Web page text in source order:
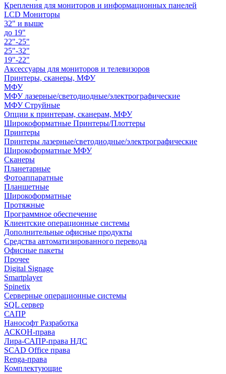
Крепления для мониторов и информационных панелей
LCD Мониторы
32" и выше
до 19"
22"-25"
25"-32"
19"-22"
Аксессуары для мониторов и телевизоров
Принтеры, сканеры, МФУ
МФУ
МФУ лазерные/светодиодные/электрографические
МФУ Струйные
Опции к принтерам, сканерам, МФУ
Широкоформатные Принтеры/Плоттеры
Принтеры
Принтеры лазерные/светодиодные/электрографические
Широкоформатные МФУ
Сканеры
Планетарные
Фотоаппаратные
Планшетные
Широкоформатные
Протяжные
Программное обеспечение
Клиентские операционные системы
Дополнительные офисные продукты
Средства автоматизированного перевода
Офисные пакеты
Прочее
Digital Signage
Smartplayer
Spinetix
Серверные операционные системы
SQL сервер
САПР
Нанософт Разработка
АСКОН-права
Лира-САПР-права НДС
SCAD Office права
Renga-права
Комплектующие